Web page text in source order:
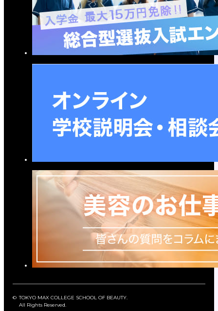
© TOKYO MAX COLLEGE SCHOOL OF BEAUTY.
All Rights Reserved.